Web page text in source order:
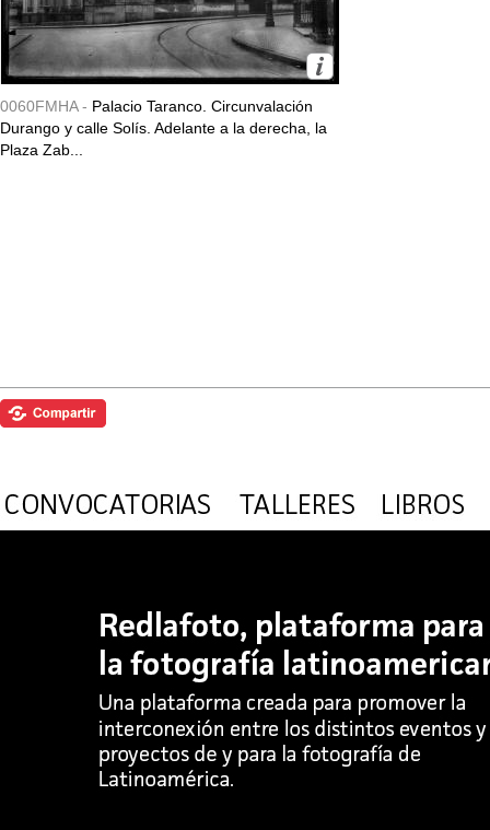
0060FMHA - Palacio Taranco. Circunvalación
Durango y calle Solís. Adelante a la derecha, la
Plaza Zab...